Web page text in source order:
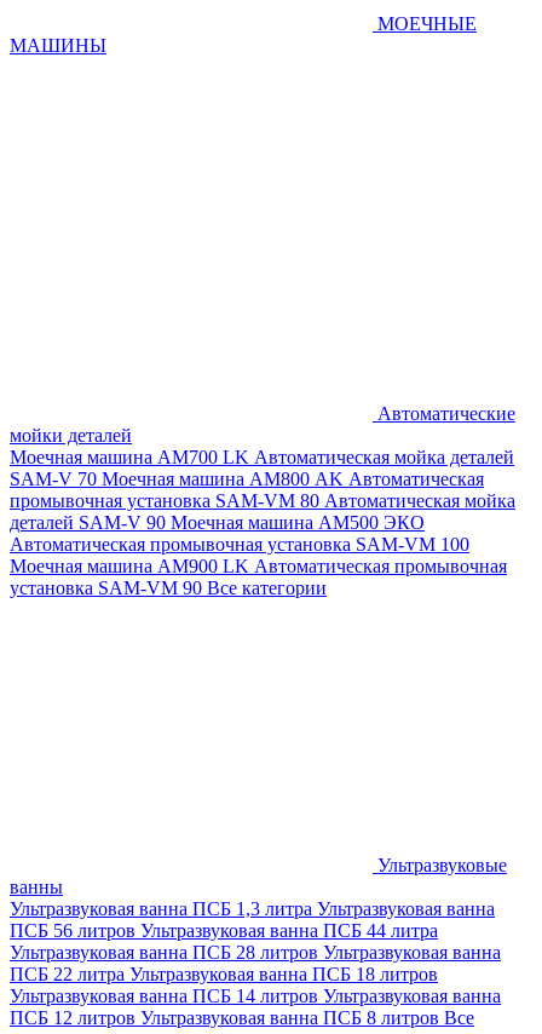
МОЕЧНЫЕ
МАШИНЫ
Автоматические
мойки деталей
Моечная машина AM700 LK Автоматическая мойка деталей
SAM-V 70 Моечная машина АМ800 AK Автоматическая
промывочная установка SAM-VM 80 Автоматическая мойка
деталей SAM-V 90 Моечная машина АМ500 ЭКО
Автоматическая промывочная установка SAM-VM 100
Моечная машина AM900 LK Автоматическая промывочная
установка SAM-VM 90 Все категории
Ультразвуковые
ванны
Ультразвуковая ванна ПСБ 1,3 литра Ультразвуковая ванна
ПСБ 56 литров Ультразвуковая ванна ПСБ 44 литра
Ультразвуковая ванна ПСБ 28 литров Ультразвуковая ванна
ПСБ 22 литра Ультразвуковая ванна ПСБ 18 литров
Ультразвуковая ванна ПСБ 14 литров Ультразвуковая ванна
ПСБ 12 литров Ультразвуковая ванна ПСБ 8 литров Все